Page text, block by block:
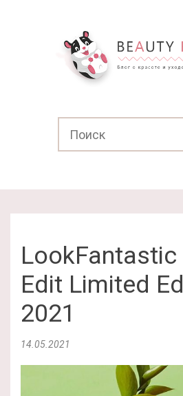
LookFantastic
Edit Limited
2021
14.05.2021